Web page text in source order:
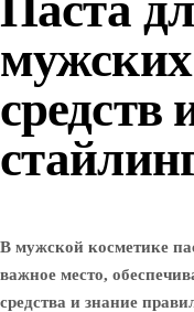
средств
В мужской косметике
важное место,
средства и знание